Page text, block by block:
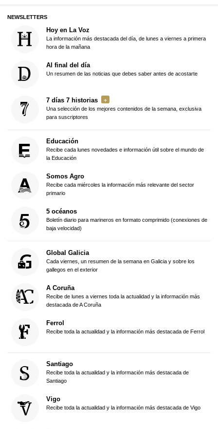
NEWSLETTERS
Hoy en La Voz
La información más destacada del día, de lunes a viernes a primera
hora de la mañana
Al final del día
Un resumen de las noticias que debes saber antes de acostarte
7 días 7 historias
Una selección de los mejores contenidos de la semana, exclusiva
para suscriptores
Educación
Recibe cada lunes novedades e información útil sobre el mundo de
la Educación
Somos Agro
Recibe cada miércoles la información más relevante del sector
primario
5 océanos
Boletín diario para marineros en formato comprimido (conexiones de
baja velocidad)
Global Galicia
Cada viernes, un resumen de la semana en Galicia y sobre los
gallegos en el exterior
A Coruña
Recibe de lunes a viernes toda la actualidad y la información más
destacada de A Coruña
Ferrol
Recibe toda la actualidad y la información más destacada de Ferrol
Santiago
Recibe toda la actualidad y la información más destacada de
Santiago
Vigo
Recibe toda la actualidad y la información más destacada de Vigo